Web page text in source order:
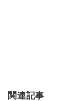
関連記事